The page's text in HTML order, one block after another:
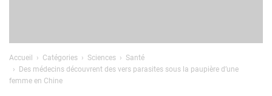
Accueil Catégories Sciences
Santé
Des médecins découvrent des vers parasites sous la paupière d’une
femme en Chine